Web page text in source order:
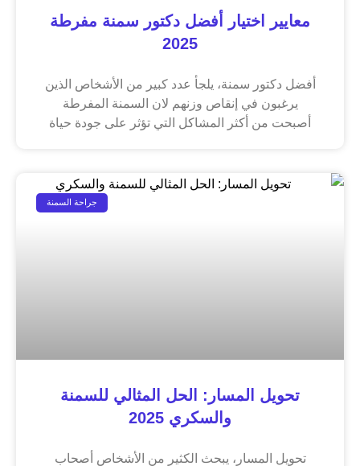
معايير اختيار أفضل دكتور سمنة مفرطة
2025
أفضل دكتور سمنة، يلجأ عدد كبير من الأشخاص الذين
يرغبون في إنقاص وزنهم لان السمنة المفرطة
أصبحت من أكثر المشاكل التي تؤثر على جودة حياة
جراحة السمنة
تحويل المسار: الحل المثالي للسمنة
والسكري 2025
تحويل المسار، يبحث الكثير من الأشخاص أصحاب